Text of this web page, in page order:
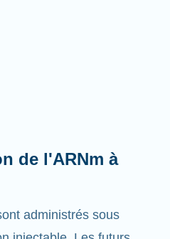
administrés sous
injectable. Les futurs